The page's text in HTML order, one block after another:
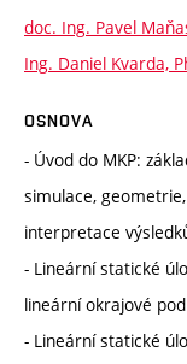
doc. Ing. Pavel
Ing. Daniel Kvarda,
OSNOVA
- Úvod do MKP:
simulace,
interpretace
- Lineární statické
lineární okrajové
- Lineární statické